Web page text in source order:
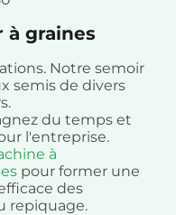
à graines
Notre semoir
semis de divers
du temps et
l'entreprise.
à
pour former une
des
repiquage.